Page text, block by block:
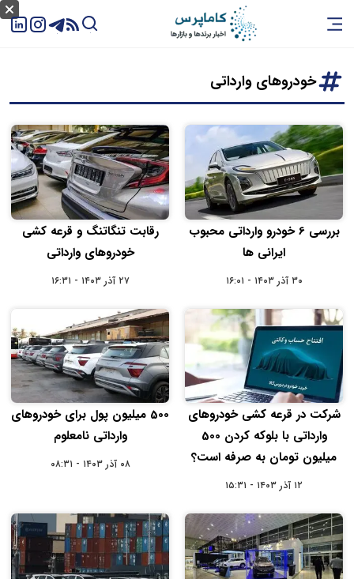
خودروهای وارداتی
بررسی 6 خودرو وارداتی محبوب
ایرانی ها
۳۰ آذر ۱۴۰۳ - ۱۶:۰۱
رقابت تنگاتنگ و قرعه کشی
خودروهای وارداتی
۲۷ آذر ۱۴۰۳ - ۱۶:۳۱
شرکت در قرعه کشی خودروهای
وارداتی با بلوکه کردن 500
میلیون تومان به صرفه است؟
۱۲ آذر ۱۴۰۳ - ۱۵:۳۱
500 میلیون پول برای خودروهای
وارداتی نامعلوم
۰۸ آذر ۱۴۰۳ - ۰۸:۳۱